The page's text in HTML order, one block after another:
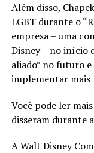
Além disso,
LGBT durante o
empresa – uma
Disney – no início
aliado” no futuro
implementar mais
Você pode ler
disseram durante
A Walt Disney